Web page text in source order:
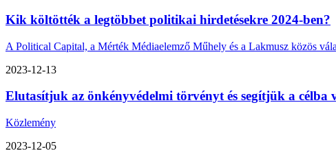
Kik költötték a legtöbbet politikai hirdetésekre 2024-ben?
A Political Capital, a Mérték Médiaelemző Műhely és a Lakmusz közös
2023-12-13
Elutasítjuk az önkényvédelmi törvényt és segítjük a célba
Közlemény
2023-12-05